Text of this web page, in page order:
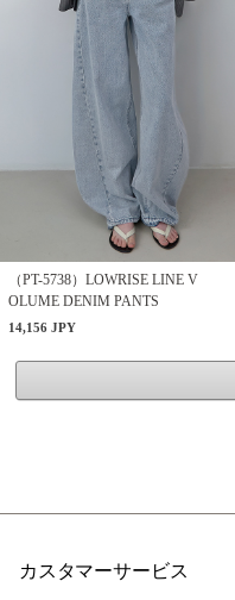
（PT-5738）LOWRISE LINE V
OLUME DENIM PANTS
14,156 JPY
カスタマーサービス